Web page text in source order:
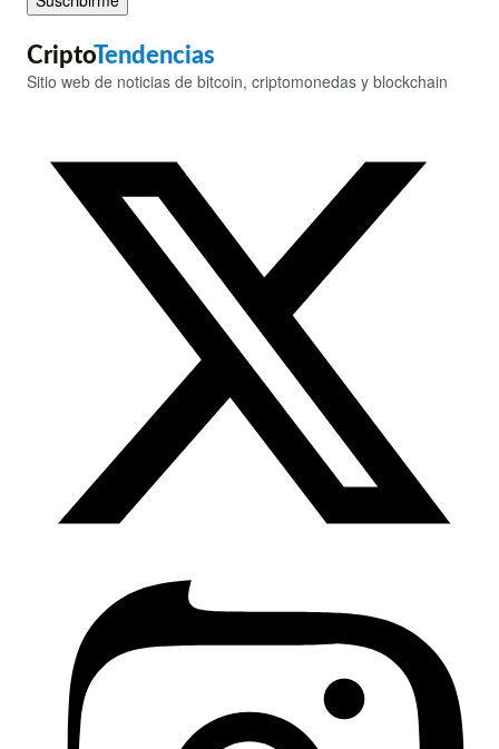
CriptoTendencias
Sitio web de noticias de bitcoin, criptomonedas y blockchain